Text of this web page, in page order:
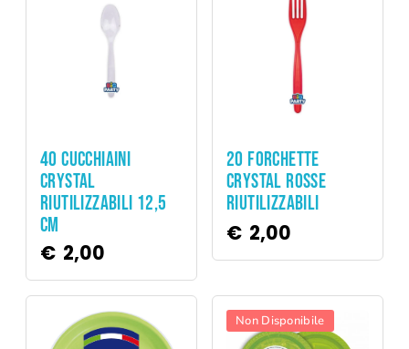
40 CUCCHIAINI
CRYSTAL
RIUTILIZZABILI 12,5
CM
€ 2,00
20 FORCHETTE
CRYSTAL ROSSE
RIUTILIZZABILI
€ 2,00
Non Disponibile